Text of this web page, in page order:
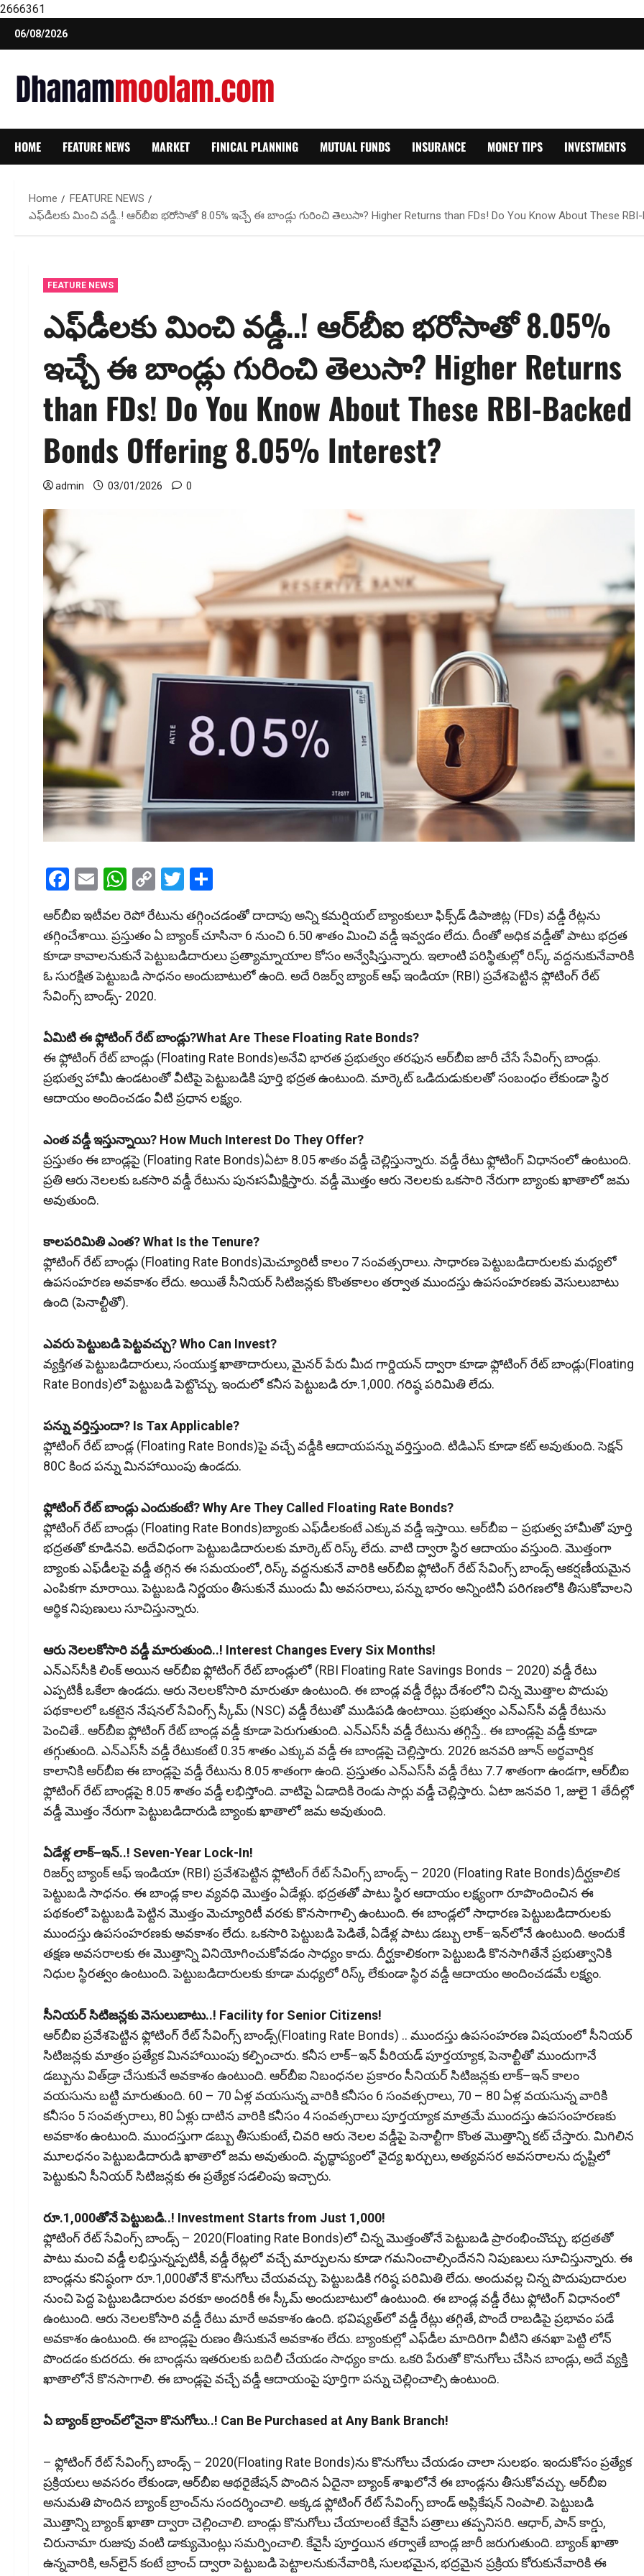
2666361
Skip
06/08/2026
HOME FEATURE NEWS MARKET FINICAL PLANNING MUTUAL FUNDS INSURANCE MONEY TIPS INVESTMENTS
Home
FEATURE NEWS
ఎఫ్‌డీలకు మించి వడ్డీ..! ఆర్‌బీఐ భరోసాతో 8.05% ఇచ్చే ఈ బాండ్లు గురించి తెలుసా? Higher Returns than FDs! Do You Know About These RBI-
FEATURE NEWS
ఎఫ్‌డీలకు మించి వడ్డీ..! ఆర్‌బీఐ భరోసాతో 8.05%
ఇచ్చే ఈ బాండ్లు గురించి తెలుసా? Higher Returns
than FDs! Do You Know About These RBI-Backed
Bonds Offering 8.05% Interest?
admin 03/01/2026 0
Facebook
EmailWhatsApp
CopyTwitter
ఆర్‌బీఐ ఇటీవల రెపో రేటును తగ్గించడంతో దాదాపు అన్ని కమర్షియల్‌ బ్యాంకులూ ఫిక్స్‌డ్‌ డిపాజిట్ల (FDs) వడ్డీ రేట్లను
తగ్గించేశాయి. ప్రస్తుతం ఏ బ్యాంక్‌ చూసినా 6 నుంచి 6.50 శాతం మించి వడ్డీ ఇవ్వడం లేదు. దీంతో అధిక వడ్డీతో పాటు భద్రత
కూడా కావాలనుకునే పెట్టుబడిదారులు ప్రత్యామ్నాయాల కోసం అన్వేషిస్తున్నారు. ఇలాంటి పరిస్థితుల్లో రిస్క్‌ వద్దనుకునేవారికి
ఓ సురక్షిత పెట్టుబడి సాధనం అందుబాటులో ఉంది. అదే రిజర్వ్‌ బ్యాంక్‌ ఆఫ్‌ ఇండియా (RBI) ప్రవేశపెట్టిన ఫ్లోటింగ్‌ రేట్‌
సేవింగ్స్‌ బాండ్స్‌- 2020.
ఏమిటి ఈ ఫ్లోటింగ్‌ రేట్‌ బాండ్లు?What Are These Floating Rate Bonds?
ఈ ఫ్లోటింగ్‌ రేట్‌ బాండ్లు (Floating Rate Bonds)అనేవి భారత ప్రభుత్వం తరఫున ఆర్‌బీఐ జారీ చేసే సేవింగ్స్‌ బాండ్లు.
ప్రభుత్వ హామీ ఉండటంతో వీటిపై పెట్టుబడికి పూర్తి భద్రత ఉంటుంది. మార్కెట్‌ ఒడిదుడుకులతో సంబంధం లేకుండా స్థిర
ఆదాయం అందించడం వీటి ప్రధాన లక్ష్యం.
ఎంత వడ్డీ ఇస్తున్నాయి? How Much Interest Do They Offer?
ప్రస్తుతం ఈ బాండ్లపై (Floating Rate Bonds)ఏటా 8.05 శాతం వడ్డీ చెల్లిస్తున్నారు. వడ్డీ రేటు ఫ్లోటింగ్‌ విధానంలో ఉంటుంది.
ప్రతి ఆరు నెలలకు ఒకసారి వడ్డీ రేటును పునఃసమీక్షిస్తారు. వడ్డీ మొత్తం ఆరు నెలలకు ఒకసారి నేరుగా బ్యాంకు ఖాతాలో జమ
అవుతుంది.
కాలపరిమితి ఎంత? What Is the Tenure?
ఫ్లోటింగ్‌ రేట్‌ బాండ్లు (Floating Rate Bonds)మెచ్యూరిటీ కాలం 7 సంవత్సరాలు. సాధారణ పెట్టుబడిదారులకు మధ్యలో
ఉపసంహరణ అవకాశం లేదు. అయితే సీనియర్‌ సిటిజన్లకు కొంతకాలం తర్వాత ముందస్తు ఉపసంహరణకు వెసులుబాటు
ఉంది (పెనాల్టీతో).
ఎవరు పెట్టుబడి పెట్టవచ్చు? Who Can Invest?
వ్యక్తిగత పెట్టుబడిదారులు, సంయుక్త ఖాతాదారులు, మైనర్‌ పేరు మీద గార్డియన్‌ ద్వారా కూడా ఫ్లోటింగ్‌ రేట్‌ బాండ్లు(Floating
Rate Bonds)లో పెట్టుబడి పెట్టొచ్చు. ఇందులో కనీస పెట్టుబడి రూ.1,000. గరిష్ఠ పరిమితి లేదు.
పన్ను వర్తిస్తుందా? Is Tax Applicable?
ఫ్లోటింగ్‌ రేట్ బాండ్ల (Floating Rate Bonds)పై వచ్చే వడ్డీకి ఆదాయపన్ను వర్తిస్తుంది. టిడిఎస్‌ కూడా కట్‌ అవుతుంది. సెక్షన్‌
80C కింద పన్ను మినహాయింపు ఉండదు.
ఫ్లోటింగ్‌ రేట్ బాండ్లు ఎందుకంటే? Why Are They Called Floating Rate Bonds?
ఫ్లోటింగ్‌ రేట్ బాండ్లు (Floating Rate Bonds)బ్యాంకు ఎఫ్‌డీలకంటే ఎక్కువ వడ్డీ ఇస్తాయి. ఆర్‌బీఐ – ప్రభుత్వ హామీతో పూర్తి
భద్రతతో కూడిన‌వి. అదేవిధంగా పెట్టుబ‌డిదారుల‌కు మార్కెట్‌ రిస్క్‌ లేదు. వాటి ద్వారా స్థిర ఆదాయం వ‌స్తుంది. మొత్తంగా
బ్యాంకు ఎఫ్‌డీలపై వడ్డీ తగ్గిన ఈ సమయంలో, రిస్క్‌ వద్దనుకునే వారికి ఆర్‌బీఐ ఫ్లోటింగ్‌ రేట్‌ సేవింగ్స్‌ బాండ్స్‌ ఆకర్షణీయమైన
ఎంపికగా మారాయి. పెట్టుబడి నిర్ణయం తీసుకునే ముందు మీ అవసరాలు, పన్ను భారం అన్నింటినీ పరిగణలోకి తీసుకోవాలని
ఆర్థిక నిపుణులు సూచిస్తున్నారు.
ఆరు నెలలకోసారి వడ్డీ మారుతుంది..! Interest Changes Every Six Months!
ఎన్‌ఎస్‌సీకి లింక్‌ అయిన ఆర్‌బీఐ ఫ్లోటింగ్‌ రేట్‌ బాండ్లులో (RBI Floating Rate Savings Bonds – 2020) వడ్డీ రేటు
ఎప్పటికీ ఒకేలా ఉండదు. ఆరు నెలలకోసారి మారుతూ ఉంటుంది. ఈ బాండ్ల వడ్డీ రేట్లు దేశంలోని చిన్న మొత్తాల పొదుపు
పథకాలలో ఒకటైన నేషనల్‌ సేవింగ్స్‌ స్కీమ్‌ (NSC) వడ్డీ రేటుతో ముడిపడి ఉంటాయి. ప్రభుత్వం ఎన్‌ఎస్‌సీ వడ్డీ రేటును
పెంచితే.. ఆర్‌బీఐ ఫ్లోటింగ్‌ రేట్‌ బాండ్ల వడ్డీ కూడా పెరుగుతుంది. ఎన్‌ఎస్‌సీ వడ్డీ రేటును తగ్గిస్తే.. ఈ బాండ్లపై వడ్డీ కూడా
తగ్గుతుంది. ఎన్‌ఎస్‌సీ వడ్డీ రేటుకంటే 0.35 శాతం ఎక్కువ వడ్డీ ఈ బాండ్లపై చెల్లిస్తారు. 2026 జనవరి జూన్‌ అర్ధవార్షిక
కాలానికి ఆర్‌బీఐ ఈ బాండ్లపై వడ్డీ రేటును 8.05 శాతంగా ఉంది. ప్రస్తుతం ఎన్‌ఎస్‌సీ వడ్డీ రేటు 7.7 శాతంగా ఉండగా, ఆర్‌బీఐ
ఫ్లోటింగ్‌ రేట్‌ బాండ్లపై 8.05 శాతం వడ్డీ లభిస్తోంది. వాటిపై ఏడాదికి రెండు సార్లు వడ్డీ చెల్లిస్తారు. ఏటా జనవరి 1, జులై 1 తేదీల్లో
వడ్డీ మొత్తం నేరుగా పెట్టుబడిదారుడి బ్యాంకు ఖాతాలో జమ అవుతుంది.
ఏడేళ్ల లాక్‌–ఇన్‌..! Seven-Year Lock-In!
రిజర్వ్‌ బ్యాంక్‌ ఆఫ్‌ ఇండియా (RBI) ప్రవేశపెట్టిన ఫ్లోటింగ్‌ రేట్‌ సేవింగ్స్‌ బాండ్స్‌ – 2020 (Floating Rate Bonds)దీర్ఘకాలిక
పెట్టుబడి సాధనం. ఈ బాండ్ల కాల వ్యవధి మొత్తం ఏడేళ్లు. భద్రతతో పాటు స్థిర ఆదాయం లక్ష్యంగా రూపొందించిన ఈ
పథకంలో పెట్టుబడి పెట్టిన మొత్తం మెచ్యూరిటీ వరకు కొనసాగాల్సి ఉంటుంది. ఈ బాండ్లలో సాధారణ పెట్టుబడిదారులకు
ముందస్తు ఉపసంహరణకు అవకాశం లేదు. ఒకసారి పెట్టుబడి పెడితే, ఏడేళ్ల పాటు డబ్బు లాక్‌–ఇన్‌లోనే ఉంటుంది. అందుకే
తక్షణ అవసరాలకు ఈ మొత్తాన్ని వినియోగించుకోవడం సాధ్యం కాదు. దీర్ఘకాలికంగా పెట్టుబడి కొనసాగితేనే ప్రభుత్వానికి
నిధుల స్థిరత్వం ఉంటుంది. పెట్టుబడిదారులకు కూడా మధ్యలో రిస్క్‌ లేకుండా స్థిర వడ్డీ ఆదాయం అందించడమే లక్ష్యం.
సీనియర్‌ సిటిజన్లకు వెసులుబాటు..! Facility for Senior Citizens!
ఆర్‌బీఐ ప్రవేశపెట్టిన ఫ్లోటింగ్‌ రేట్‌ సేవింగ్స్‌ బాండ్స్(Floating Rate Bonds) .. ముందస్తు ఉపసంహరణ విష‌యంలో సీనియర్‌
సిటిజన్లకు మాత్రం ప్రత్యేక మినహాయింపు కల్పించారు. కనీస లాక్‌–ఇన్‌ పీరియడ్‌ పూర్తయ్యాక, పెనాల్టీతో ముందుగానే
డబ్బును విత్‌డ్రా చేసుకునే అవకాశం ఉంటుంది. ఆర్‌బీఐ నిబంధనల ప్రకారం సీనియర్‌ సిటిజన్లకు లాక్‌–ఇన్‌ కాలం
వయసును బట్టి మారుతుంది. 60 – 70 ఏళ్ల వయసున్న వారికి కనీసం 6 సంవత్సరాలు, 70 – 80 ఏళ్ల వయసున్న వారికి
కనీసం 5 సంవత్సరాలు, 80 ఏళ్లు దాటిన వారికి కనీసం 4 సంవత్సరాలు పూర్తయ్యాక మాత్రమే ముందస్తు ఉపసంహరణకు
అవకాశం ఉంటుంది. ముందస్తుగా డబ్బు తీసుకుంటే, చివరి ఆరు నెలల వడ్డీపై పెనాల్టీగా కొంత మొత్తాన్ని కట్‌ చేస్తారు. మిగిలిన
మూలధనం పెట్టుబడిదారుడి ఖాతాలో జమ అవుతుంది. వృద్ధాప్యంలో వైద్య ఖర్చులు, అత్యవసర అవసరాలను దృష్టిలో
పెట్టుకుని సీనియర్‌ సిటిజన్లకు ఈ ప్రత్యేక సడలింపు ఇచ్చారు.
రూ.1,000తోనే పెట్టుబడి..! Investment Starts from Just ₹1,000!
ఫ్లోటింగ్‌ రేట్‌ సేవింగ్స్‌ బాండ్స్‌ – 2020(Floating Rate Bonds)లో చిన్న మొత్తంతోనే పెట్టుబడి ప్రారంభించొచ్చు. భద్రతతో
పాటు మంచి వడ్డీ లభిస్తున్నప్పటికీ, వడ్డీ రేట్లలో వచ్చే మార్పులను కూడా గమనించాల్సిందేనని నిపుణులు సూచిస్తున్నారు. ఈ
బాండ్లను కనిష్ఠంగా రూ.1,000తోనే కొనుగోలు చేయవచ్చు. పెట్టుబడికి గరిష్ఠ పరిమితి లేదు. అందువల్ల చిన్న పొదుపుదారుల
నుంచి పెద్ద పెట్టుబడిదారుల వరకూ అందరికీ ఈ స్కీమ్‌ అందుబాటులో ఉంటుంది. ఈ బాండ్ల వడ్డీ రేటు ఫ్లోటింగ్‌ విధానంలో
ఉంటుంది. ఆరు నెలలకోసారి వడ్డీ రేటు మారే అవకాశం ఉంది. భవిష్యత్‌లో వడ్డీ రేట్లు తగ్గితే, పొందే రాబడిపై ప్రభావం పడే
అవకాశం ఉంటుంది. ఈ బాండ్లపై రుణం తీసుకునే అవకాశం లేదు. బ్యాంకుల్లో ఎఫ్‌డీల మాదిరిగా వీటిని త‌న‌ఖా పెట్టి లోన్‌
పొందడం కుదరదు. ఈ బాండ్లను ఇతరులకు బదిలీ చేయడం సాధ్యం కాదు. ఒకరి పేరుతో కొనుగోలు చేసిన బాండ్లు, అదే వ్యక్తి
ఖాతాలోనే కొనసాగాలి. ఈ బాండ్లపై వచ్చే వడ్డీ ఆదాయంపై పూర్తిగా పన్ను చెల్లించాల్సి ఉంటుంది.
ఏ బ్యాంక్‌ బ్రాంచ్‌లోనైనా కొనుగోలు..! Can Be Purchased at Any Bank Branch!
– ఫ్లోటింగ్‌ రేట్‌ సేవింగ్స్‌ బాండ్స్‌ – 2020(Floating Rate Bonds)ను కొనుగోలు చేయడం చాలా సులభం. ఇందుకోసం ప్రత్యేక
ప్రక్రియలు అవసరం లేకుండా, ఆర్‌బీఐ ఆథరైజేషన్‌ పొందిన ఏదైనా బ్యాంక్‌ శాఖలోనే ఈ బాండ్లను తీసుకోవచ్చు. ఆర్‌బీఐ
అనుమతి పొందిన బ్యాంక్‌ బ్రాంచ్‌ను సందర్శించాలి. అక్కడ ఫ్లోటింగ్‌ రేట్‌ సేవింగ్స్‌ బాండ్‌ అప్లికేషన్‌ నింపాలి. పెట్టుబడి
మొత్తాన్ని బ్యాంక్‌ ఖాతా ద్వారా చెల్లించాలి. బాండ్లు కొనుగోలు చేయాలంటే కేవైసీ పత్రాలు తప్పనిసరి. ఆధార్‌, పాన్‌ కార్డు,
చిరునామా రుజువు వంటి డాక్యుమెంట్లు సమర్పించాలి. కేవైసీ పూర్తయిన తర్వాతే బాండ్ల జారీ జరుగుతుంది. బ్యాంక్‌ ఖాతా
ఉన్నవారికి, ఆన్‌లైన్‌ కంటే బ్రాంచ్‌ ద్వారా పెట్టుబడి పెట్టాలనుకునేవారికి, సులభమైన, భద్రమైన ప్రక్రియ కోరుకునేవారికి ఈ